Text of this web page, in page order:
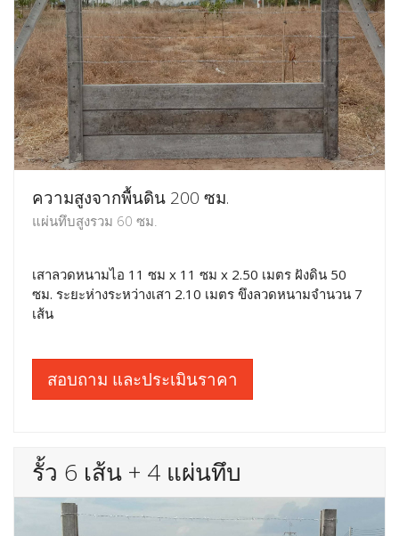
ความสูงจากพื้นดิน 200 ซม.
แผ่นทึบสูงรวม 60 ซม.
เสาลวดหนามไอ 11 ซม x 11 ซม x 2.50 เมตร ฝังดิน 50
ซม. ระยะห่างระหว่างเสา 2.10 เมตร ขึงลวดหนามจำนวน 7
เส้น
สอบถาม และประเมินราคา
รั้ว 6 เส้น + 4 แผ่นทึบ